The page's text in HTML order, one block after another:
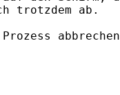
trotzdem ab.